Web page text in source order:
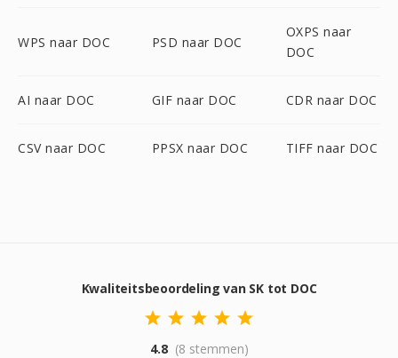
WPS naar DOC PSD naar DOC
OXPS naar
DOC
AI naar DOC GIF naar DOC CDR naar DOC
CSV naar DOC PPSX naar DOC TIFF naar DOC
Kwaliteitsbeoordeling van SK tot DOC
4.8 (8 stemmen)